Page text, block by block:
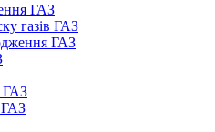
ГАЗ
газів ГАЗ
ГАЗ
ГАЗ
ГАЗ